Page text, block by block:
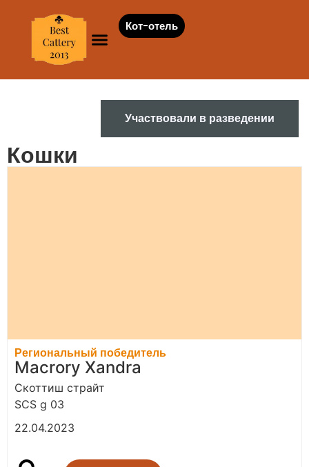
Кот-отель
Участвовали в разведении
Кошки
Региональный победитель
Macrory Xandra
Скоттиш страйт
SCS g 03
22.04.2023